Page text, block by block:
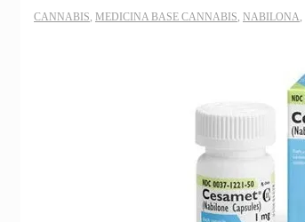
CANNABIS, MEDICINA BASE CANNABIS, NABILONA,